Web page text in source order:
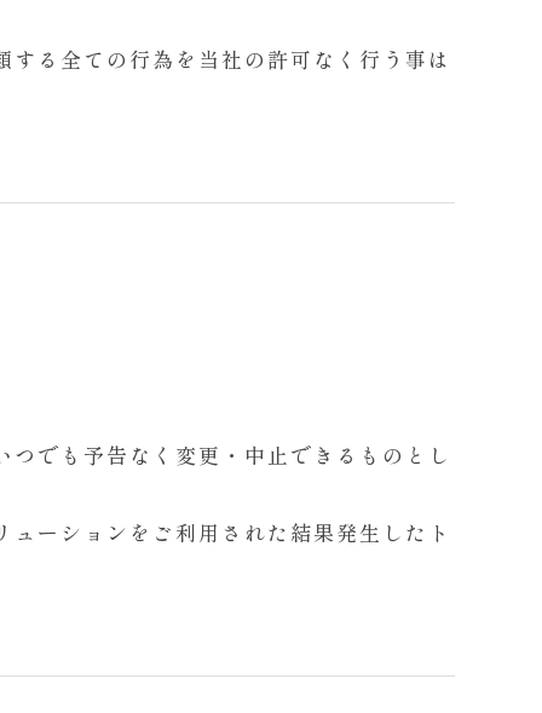
る全ての行為を当社の許可なく行う事は
でも予告なく変更・中止できるものとし
ーションをご利用された結果発生したト